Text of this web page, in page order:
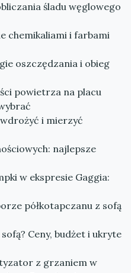
śladu węglowego
chemikaliami i farbami
oszczędzania i obieg
powietrza na placu
i mierzyć
najlepsze
w ekspresie Gaggia:
półkotapczanu z sofą
Ceny, budżet i ukryte
z grzaniem w